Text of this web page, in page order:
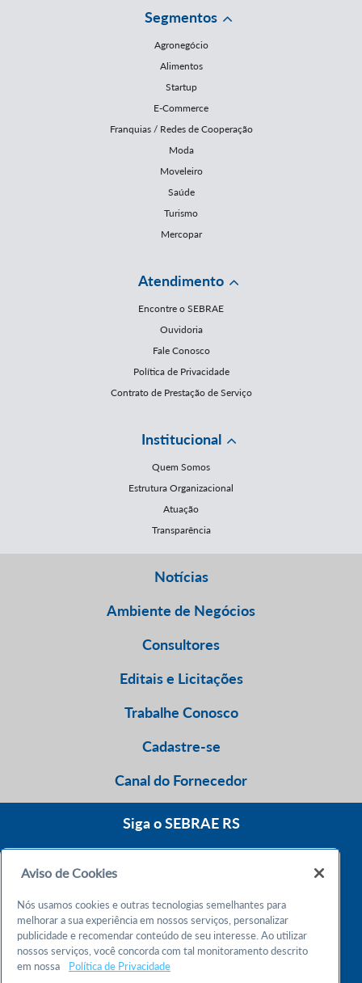
Segmentos
Agronegócio
Alimentos
Startup
E-Commerce
Franquias / Redes de Cooperação
Moda
Moveleiro
Saúde
Turismo
Mercopar
Atendimento
Encontre o SEBRAE
Ouvidoria
Fale Conosco
Política de Privacidade
Contrato de Prestação de Serviço
Institucional
Quem Somos
Estrutura Organizacional
Atuação
Transparência
Notícias
Ambiente de Negócios
Consultores
Editais e Licitações
Trabalhe Conosco
Cadastre-se
Canal do Fornecedor
Siga o SEBRAE RS
Atendimento 24h
Chame no WhatsApp
Aviso de Cookies
Nós usamos cookies e outras tecnologias semelhantes para
melhorar a sua experiência em nossos serviços, personalizar
publicidade e recomendar conteúdo de seu interesse. Ao utilizar
nossos serviços, você concorda com tal monitoramento descrito
em nossa
Política de Privacidade